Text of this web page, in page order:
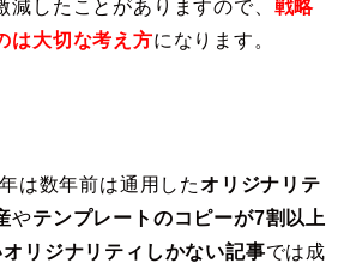
減したことがありますので、 戦略
は大切な考え方になります。
は数年前は通用した オリジナリテ
やテンプレートのコピーが7割以上
リジナリティしかない記事では成